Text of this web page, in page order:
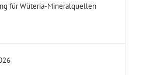
für Wüteria-Mineralquellen